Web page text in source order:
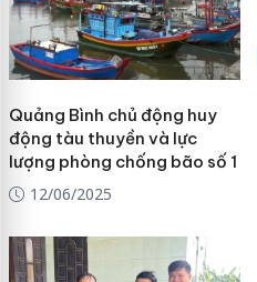
Quảng Bình chủ động huy
động tàu thuyền và lực
lượng phòng chống bão số 1
12/06/2025